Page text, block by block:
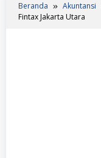
Beranda Akuntansi
Fintax Jakarta Utara